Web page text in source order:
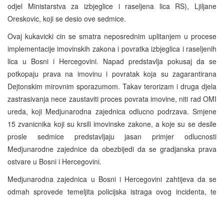
odjel Ministarstva za izbjeglice i raseljena lica RS), Ljiljane
Oreskovic, koji se desio ove sedmice.
Ovaj kukavicki cin se smatra neposrednim uplitanjem u procese
implementacije imovinskih zakona i povratka izbjeglica i raseljenih
lica u Bosni i Hercegovini. Napad predstavlja pokusaj da se
potkopaju prava na imovinu i povratak koja su zagarantirana
Dejtonskim mirovnim sporazumom. Takav terorizam i druga djela
zastrasivanja nece zaustaviti proces povrata imovine, niti rad OMI
ureda, koji Medjunarodna zajednica odlucno podrzava. Smjene
15 zvanicnika koji su krsili imovinske zakone, a koje su se desile
prosle sedmice predstavljaju jasan primjer odlucnosti
Medjunarodne zajednice da obezbijedi da se gradjanska prava
ostvare u Bosni i Hercegovini.
Medjunarodna zajednica u Bosni i Hercegovini zahtijeva da se
odmah sprovede temeljita policijska istraga ovog incidenta, te